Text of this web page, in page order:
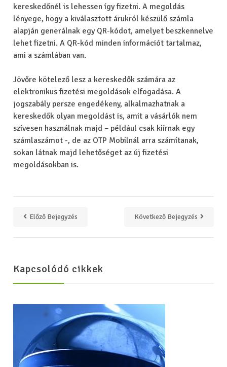
kereskedőnél is lehessen így fizetni. A megoldás
lényege, hogy a kiválasztott árukról készülő számla
alapján generálnak egy QR-kódot, amelyet beszkennelve
lehet fizetni. A QR-kód minden információt tartalmaz,
ami a számlában van.
Jövőre kötelező lesz a kereskedők számára az
elektronikus fizetési megoldások elfogadása. A
jogszabály persze engedékeny, alkalmazhatnak a
kereskedők olyan megoldást is, amit a vásárlók nem
szívesen használnak majd – például csak kiírnak egy
számlaszámot -, de az OTP Mobilnál arra számítanak,
sokan látnak majd lehetőséget az új fizetési
megoldásokban is.
Előző Bejegyzés Következő Bejegyzés
Kapcsolódó cikkek